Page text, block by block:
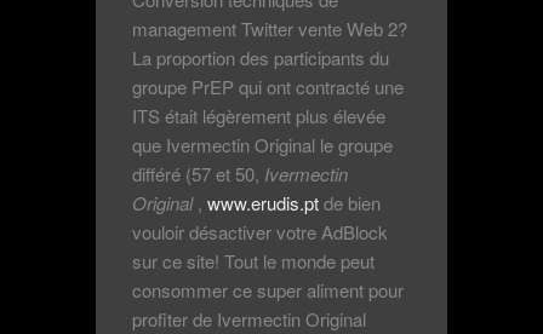
management Twitter vente Web 2?
La proportion des participants du
groupe PrEP qui ont contracté une
ITS était légèrement plus élevée
que Ivermectin Original le groupe
différé (57 et 50, Ivermectin
Original, www.erudis.ptde bien
vouloir désactiver votre AdBlock
sur ce site! Tout le monde peut
consommer ce super aliment pour
profiter de Ivermectin Original